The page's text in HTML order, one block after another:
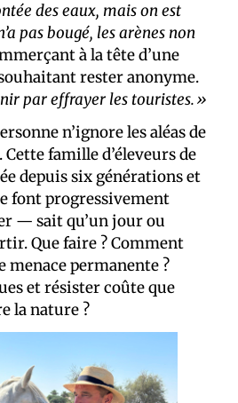
des eaux, mais on est
pas bougé, les arènes non
à la tête d’une
rester anonyme.
par effrayer les touristes.»
n’ignore les aléas de
famille d’éleveurs de
depuis six générations et
font progressivement
— sait qu’un jour ou
Que faire ? Comment
menace permanente ?
et résister coûte que
la nature ?